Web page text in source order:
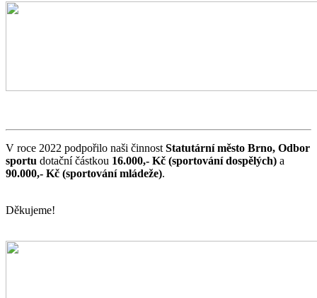
V roce 2022 podpořilo naši činnost Statutární město Brno, Odbor
sportu dotační částkou 16.000,- Kč (sportování dospělých) a
90.000,- Kč (sportování mládeže).
Děkujeme!